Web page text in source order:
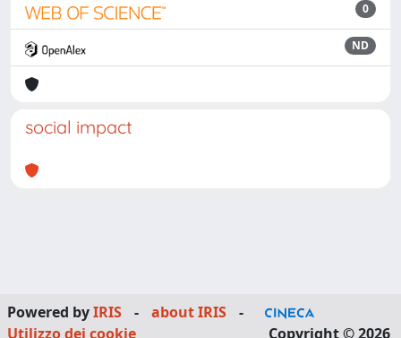
0
ND
social impact
Powered byIRIS - about IRIS
-
Utilizzo dei cookie
Copyright © 2026